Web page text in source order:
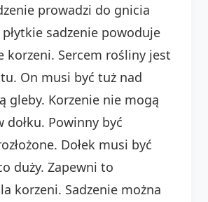
prowadzi do gnicia
sadzenie powoduje
korzeni. Sercem rośliny jest
On musi być tuż nad
gleby. Korzenie nie mogą
dołku. Powinny być
Dołek musi być
duży. Zapewni to
korzeni. Sadzenie można